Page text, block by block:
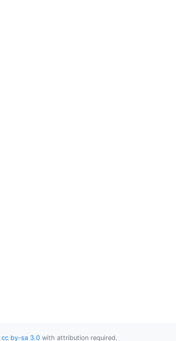
cc by-sa 3.0 with attribution required.